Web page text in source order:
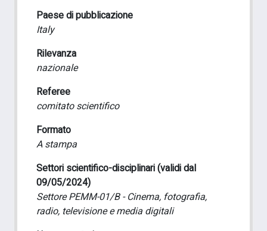
Paese di pubblicazione
Italy
Rilevanza
nazionale
Referee
comitato scientifico
Formato
A stampa
Settori scientifico-disciplinari (validi dal
09/05/2024)
Settore PEMM-01/B - Cinema, fotografia,
radio, televisione e media digitali